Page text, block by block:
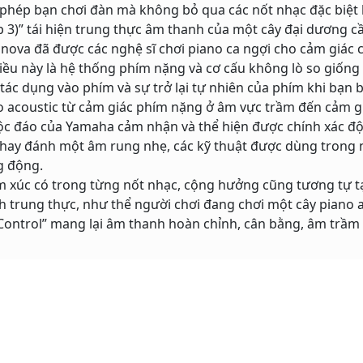
bạn chơi đàn mà không bỏ qua các nốt nhạc đặc biệt
3)” tái hiện trung thực âm thanh của một cây đại dương
đã được các nghệ sĩ chơi piano ca ngợi cho cảm
này là hệ thống phím nặng và cơ cấu không lò so
dụng vào phím và sự trở lại tự nhiên của phím khi bạn
acoustic từ cảm giác phím nặng ở âm vực trầm đến cảm
đáo của Yamaha cảm nhận và thể hiện được chính xác
đánh một âm rung nhẹ, các kỹ thuật được dùng trong
động.
xúc có trong từng nốt nhạc, cộng hưởng cũng tương tự
trung thực, như thể người chơi đang chơi một cây piano
mang lại âm thanh hoàn chỉnh, cân bằng, âm